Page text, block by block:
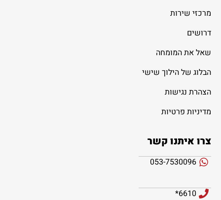
מרכזי שירות
דרושים
שאל את המומחה
הבלוג של הילוך שישי
הצהרת נגישות
מדיניות פרטיות
צרו איתנו קשר
053-7530096
6610*